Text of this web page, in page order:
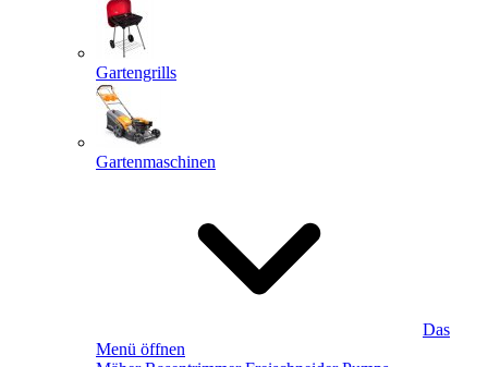
Gartengrills
Gartenmaschinen
Das
Menü öffnen